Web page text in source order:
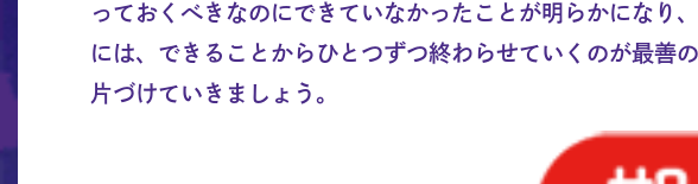
っておくべきなのにできていなかったことが明らかになり
には、できることからひとつずつ終わらせていくのが最善
片づけていきましょう。